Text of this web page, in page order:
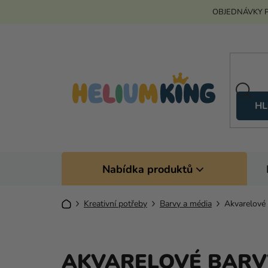
OBJEDNÁVKY
Nabídka produktů
Domů Kreativní potřeby Barvy a média Akvarelové
AKVARELOVÉ